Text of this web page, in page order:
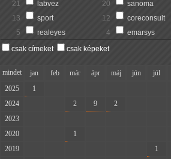
21
labvez 20 sanoma
13
sport 12 coreconsult
5
realeyes 4
emarsys
csak címeket
csak képeket
mindet jan feb már ápr máj jún júl
2025
1
2024
2 9 2
2023
2020
1
2019
1